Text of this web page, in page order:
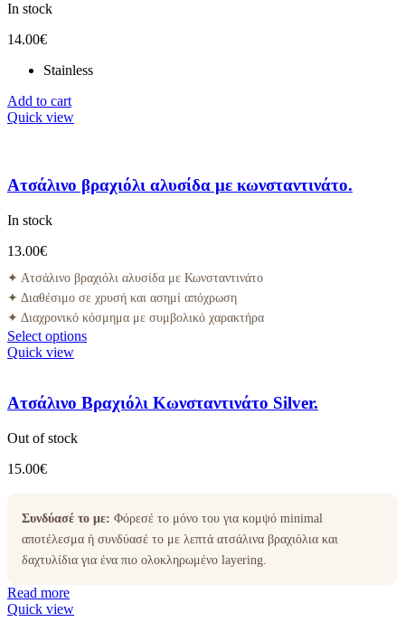
In stock
14.00€
Stainless
Add to cart
Quick view
Ατσάλινο βραχιόλι αλυσίδα με κωνσταντινάτο.
In stock
13.00€
✦ Ατσάλινο βραχιόλι αλυσίδα με Κωνσταντινάτο
✦ Διαθέσιμο σε χρυσή και ασημί απόχρωση
✦ Διαχρονικό κόσμημα με συμβολικό χαρακτήρα
Select options
Quick view
Ατσάλινο Βραχιόλι Κωνσταντινάτο Silver.
Out of stock
15.00€
Συνδύασέ το με: Φόρεσέ το μόνο του για κομψό minimal
αποτέλεσμα ή συνδύασέ το με λεπτά ατσάλινα βραχιόλια και
δαχτυλίδια για ένα πιο ολοκληρωμένο layering.
Read more
Quick view